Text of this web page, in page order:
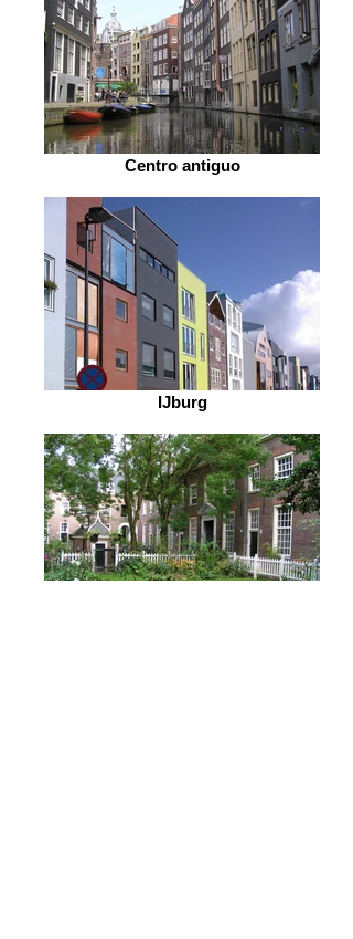
Centro antiguo
IJburg